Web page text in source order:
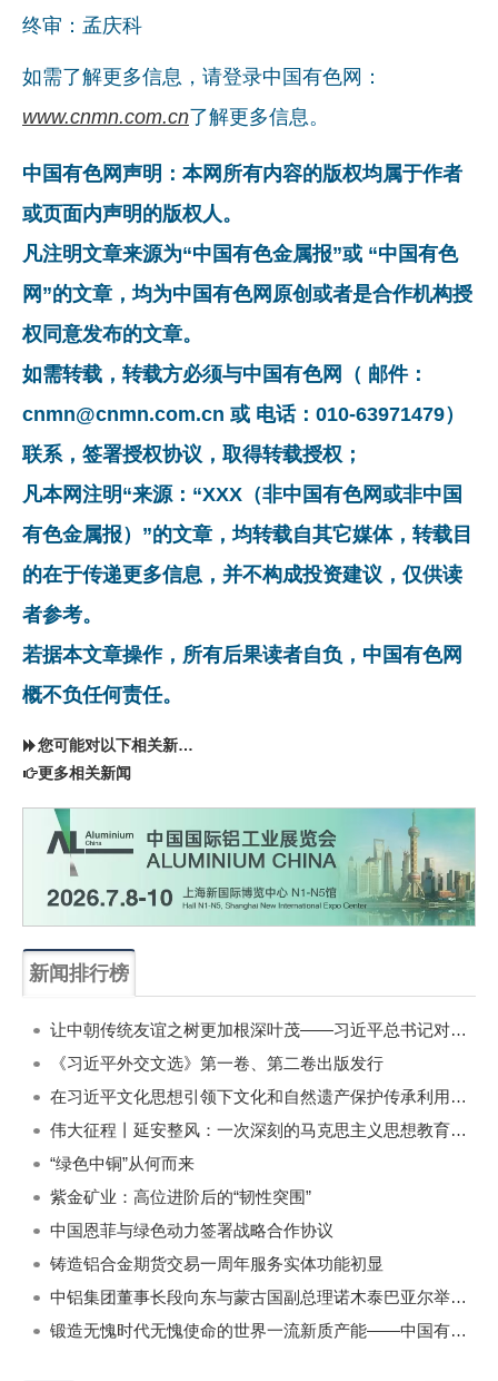
终审：孟庆科
如需了解更多信息，请登录中国有色网：
www.cnmn.com.cn了解更多信息。
中国有色网声明：本网所有内容的版权均属于作者
或页面内声明的版权人。
凡注明文章来源为“中国有色金属报”或 “中国有色
网”的文章，均为中国有色网原创或者是合作机构授
权同意发布的文章。
如需转载，转载方必须与中国有色网（ 邮件：
cnmn@cnmn.com.cn 或 电话：010-63971479）
联系，签署授权协议，取得转载授权；
凡本网注明“来源：“XXX（非中国有色网或非中国
有色金属报）”的文章，均转载自其它媒体，转载目
的在于传递更多信息，并不构成投资建议，仅供读
者参考。
若据本文章操作，所有后果读者自负，中国有色网
概不负任何责任。
您可能对以下相关新闻同样感兴趣
更多相关新闻
新闻排行榜
让中朝传统友谊之树更加根深叶茂——习近平总书记对朝鲜进行国事访问纪实
《习近平外交文选》第一卷、第二卷出版发行
在习近平文化思想引领下文化和自然遗产保护传承利用工作开创新局面
伟大征程丨延安整风：一次深刻的马克思主义思想教育运动
“绿色中铜”从何而来
紫金矿业：高位进阶后的“韧性突围”
中国恩菲与绿色动力签署战略合作协议
铸造铝合金期货交易一周年服务实体功能初显
中铝集团董事长段向东与蒙古国副总理诺木泰巴亚尔举行会谈
锻造无愧时代无愧使命的世界一流新质产能——中国有色金属工业的战略应对与破局之道（二）